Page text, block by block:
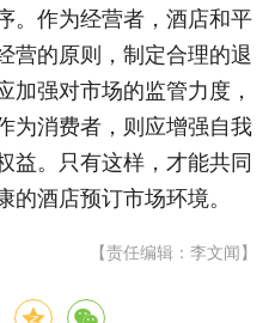
。作为经营者，酒店和平
营的原则，制定合理的退
加强对市场的监管力度，
为消费者，则应增强自我
益。只有这样，才能共同
酒店预订市场环境。
【责任编辑：李文闻】